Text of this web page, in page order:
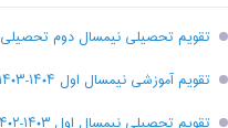
تقویم تحصیلی نیمسال دوم تحصیلی ۱۴۰۴-۱۴۰۳
تقویم آموزشی نیمسال اول ۱۴۰۴-۱۴۰۳
تقويم تحصيلي نيمسال اول ۱۴۰۳-۱۴۰۲- جديد